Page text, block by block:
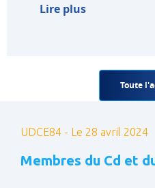
Lire plus
Toute
UDCE84 - Le 28 avril 2024
Membres du Cd et